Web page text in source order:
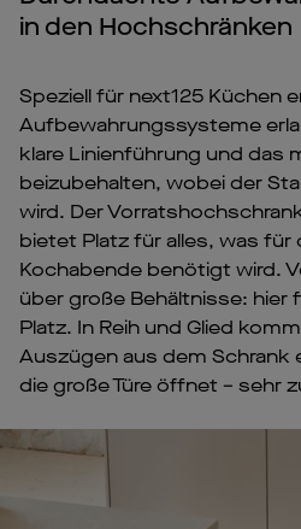
in den Hochschränken
Speziell für next125 Küchen
Aufbewahrungssysteme
klare Linienführung und das
beizubehalten, wobei der
wird. Der
bietet Platz für alles, was für
Kochabende benötigt wird.
über große Behältnisse: hier
Platz. In Reih und Glied
Auszügen aus dem
die große Türe öffnet – sehr